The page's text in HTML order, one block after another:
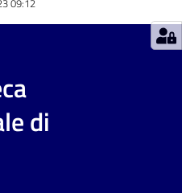
09:12
di